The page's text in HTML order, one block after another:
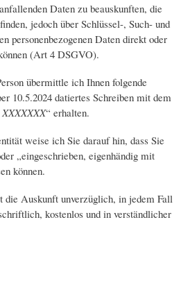
Daten zu beauskunften, die
jedoch über Schlüssel-, Such- und
personenbezogenen Daten direkt oder
(Art 4 DSGVO).
übermittle ich Ihnen folgende
10.5.2024 datiertes Schreiben mit dem
XXXXXXX“ erhalten.
weise ich Sie darauf hin, dass Sie
„eingeschrieben, eigenhändig mit
können.
Auskunft unverzüglich, in jedem Fall
kostenlos und in verständlicher